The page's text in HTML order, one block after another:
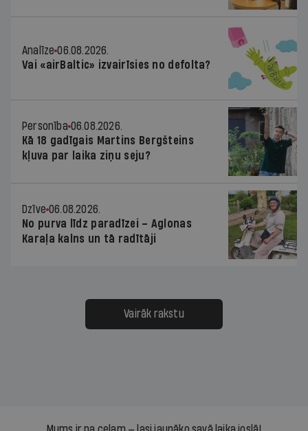
Analīze 06.08.2026.
Vai «airBaltic» izvairīsies no defolta?
Personība 06.08.2026.
Kā 18 gadīgais Martins Bergšteins
kļuva par laika ziņu seju?
Dzīve 06.08.2026.
No purva līdz paradīzei – Aglonas
Karaļa kalns un tā radītāji
Vairāk rakstu